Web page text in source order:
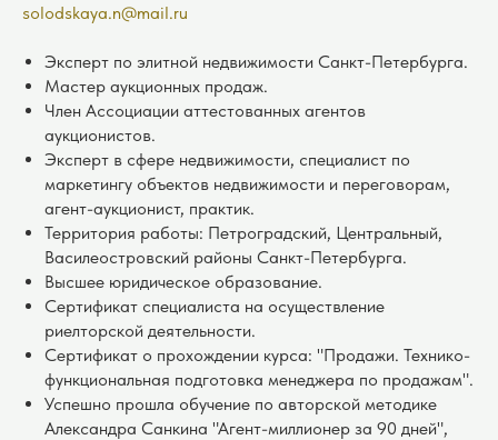
solodskaya.n@mail.ru
Эксперт по элитной недвижимости Санкт-Петербурга.
Мастер аукционных продаж.
Член Ассоциации аттестованных агентов
аукционистов.
Эксперт в сфере недвижимости, специалист по
маркетингу объектов недвижимости и переговорам,
агент-аукционист, практик.
Территория работы: Петроградский, Центральный,
Василеостровский районы Санкт-Петербурга.
Высшее юридическое образование.
Сертификат специалиста на осуществление
риелторской деятельности.
Сертификат о прохождении курса: "Продажи. Технико-
функциональная подготовка менеджера по продажам".
Успешно прошла обучение по авторской методике
Александра Санкина "Агент-миллионер за 90 дней",